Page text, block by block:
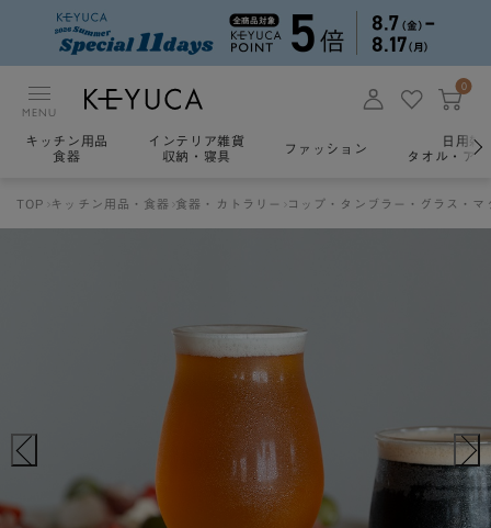
MENU
0
キッチン用品
食器
インテリア雑貨
収納・寝具
ファッション
日用雑
タオル・ア
TOP キッチン用品・食器 食器・カトラリー コップ・タンブラー・グラス・マ